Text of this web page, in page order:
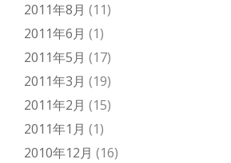
2011年8月 (11)
2011年6月 (1)
2011年5月 (17)
2011年3月 (19)
2011年2月 (15)
2011年1月 (1)
2010年12月 (16)